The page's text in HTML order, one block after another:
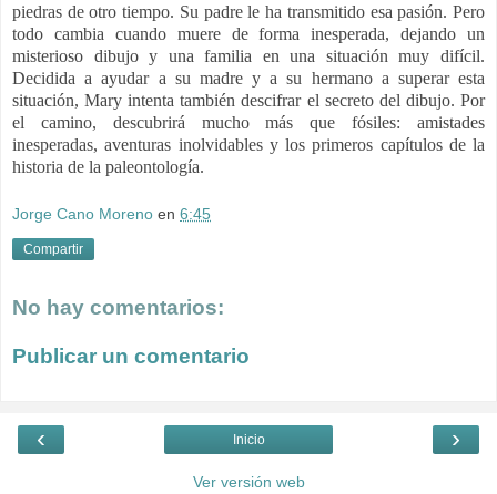
piedras de otro tiempo. Su padre le ha transmitido esa pasión. Pero
todo cambia cuando muere de forma inesperada, dejando un
misterioso dibujo y una familia en una situación muy difícil.
Decidida a ayudar a su madre y a su hermano a superar esta
situación, Mary intenta también descifrar el secreto del dibujo. Por
el camino, descubrirá mucho más que fósiles: amistades
inesperadas, aventuras inolvidables y los primeros capítulos de la
historia de la paleontología.
Jorge Cano Moreno en 6:45
Compartir
No hay comentarios:
Publicar un comentario
‹ ›
Inicio
Ver versión web